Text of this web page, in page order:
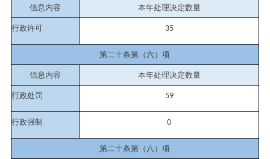
信息内容 本年处理决定数量
行政许可 35
第二十条第（六）项
信息内容 本年处理决定数量
行政处罚 59
行政强制 0
第二十条第（八）项